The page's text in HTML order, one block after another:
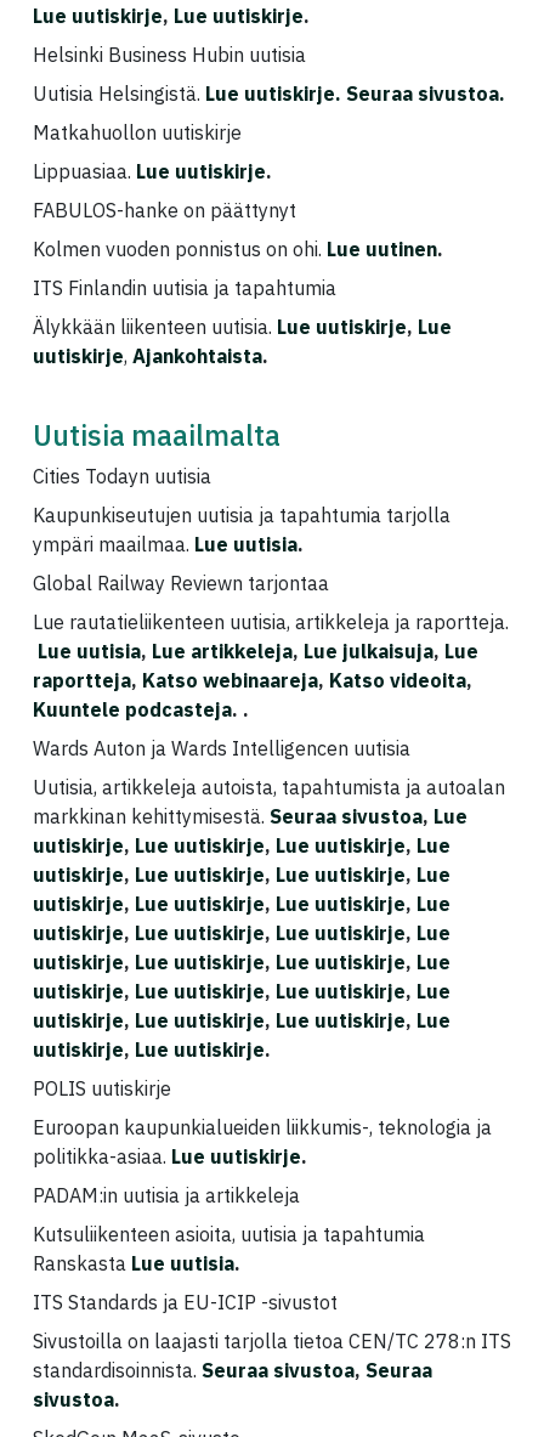
Lue uutiskirje, Lue uutiskirje.
Helsinki Business Hubin uutisia
Uutisia Helsingistä. Lue uutiskirje. Seuraa sivustoa.
Matkahuollon uutiskirje
Lippuasiaa. Lue uutiskirje.
FABULOS-hanke on päättynyt
Kolmen vuoden ponnistus on ohi. Lue uutinen.
ITS Finlandin uutisia ja tapahtumia
Älykkään liikenteen uutisia. Lue uutiskirje, Lue
uutiskirje, Ajankohtaista.
Uutisia maailmalta
Cities Todayn uutisia
Kaupunkiseutujen uutisia ja tapahtumia tarjolla
ympäri maailmaa. Lue uutisia.
Global Railway Reviewn tarjontaa
Lue rautatieliikenteen uutisia, artikkeleja ja raportteja.
Lue uutisia, Lue artikkeleja, Lue julkaisuja, Lue
raportteja, Katso webinaareja, Katso videoita,
Kuuntele podcasteja. .
Wards Auton ja Wards Intelligencen uutisia
Uutisia, artikkeleja autoista, tapahtumista ja autoalan
markkinan kehittymisestä. Seuraa sivustoa, Lue
uutiskirje, Lue uutiskirje, Lue uutiskirje, Lue
uutiskirje, Lue uutiskirje, Lue uutiskirje, Lue
uutiskirje, Lue uutiskirje, Lue uutiskirje, Lue
uutiskirje, Lue uutiskirje, Lue uutiskirje, Lue
uutiskirje, Lue uutiskirje, Lue uutiskirje, Lue
uutiskirje, Lue uutiskirje, Lue uutiskirje, Lue
uutiskirje, Lue uutiskirje, Lue uutiskirje, Lue
uutiskirje, Lue uutiskirje.
POLIS uutiskirje
Euroopan kaupunkialueiden liikkumis-, teknologia ja
politikka-asiaa. Lue uutiskirje.
PADAM:in uutisia ja artikkeleja
Kutsuliikenteen asioita, uutisia ja tapahtumia
Ranskasta Lue uutisia.
ITS Standards ja EU-ICIP -sivustot
Sivustoilla on laajasti tarjolla tietoa CEN/TC 278:n ITS
standardisoinnista. Seuraa sivustoa, Seuraa
sivustoa.